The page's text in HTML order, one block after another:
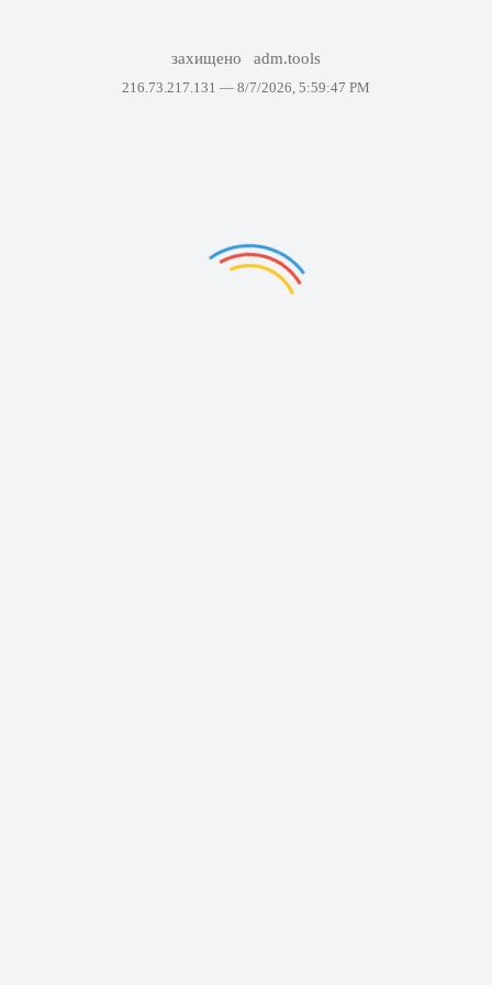
захищено adm.tools
216.73.217.131 — 8/7/2026, 5:59:47 PM